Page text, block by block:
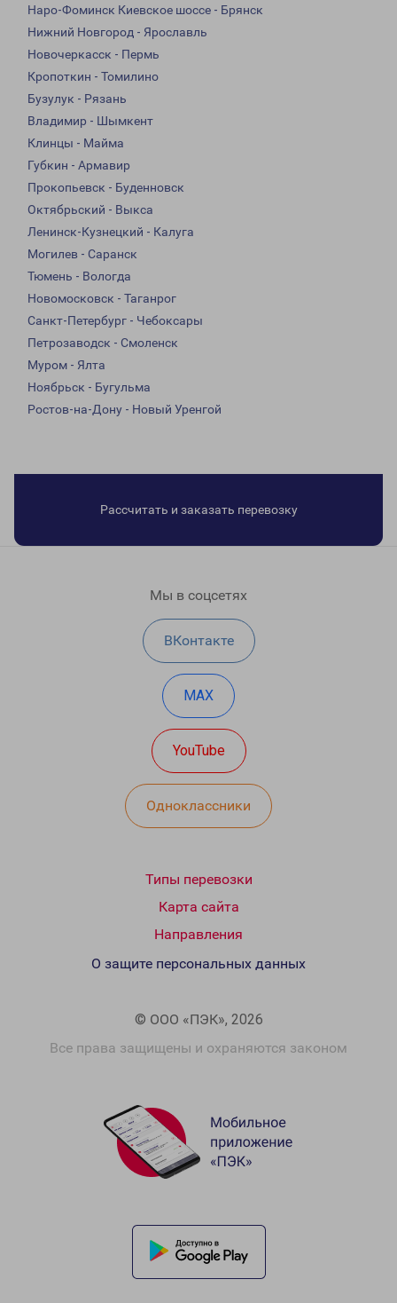
Наро-Фоминск Киевское шоссе - Брянск
Нижний Новгород - Ярославль
Новочеркасск - Пермь
Кропоткин - Томилино
Бузулук - Рязань
Владимир - Шымкент
Клинцы - Майма
Губкин - Армавир
Прокопьевск - Буденновск
Октябрьский - Выкса
Ленинск-Кузнецкий - Калуга
Могилев - Саранск
Тюмень - Вологда
Новомосковск - Таганрог
Санкт-Петербург - Чебоксары
Петрозаводск - Смоленск
Муром - Ялта
Ноябрьск - Бугульма
Ростов-на-Дону - Новый Уренгой
Рассчитать и заказать перевозку
Мы в соцсетях
ВКонтакте
MAX
YouTube
Одноклассники
Типы перевозки
Карта сайта
Направления
© ООО «ПЭК», 2026
Все права защищены и охраняются законом
О защите персональных данных